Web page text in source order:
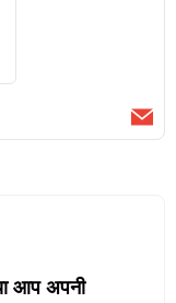
आप अपनी